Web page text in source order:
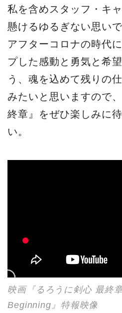
私を含めスタッフ・キ
懸けるゆるぎない思いで
アフターコロナの時代
プした感動と勇気と希
う、魂を込めて残りの
みたいと思いますので
終章』をぜひ楽しみに
い。
映画『るろうに剣心 最終
Beginning』特報映像